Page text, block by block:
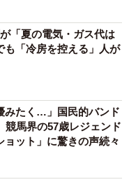
「夏の電気・ガス代は
「冷房を控える」人が
みたく…」国民的バンド
馬界の57歳レジェンド
ョット」に驚きの声続々